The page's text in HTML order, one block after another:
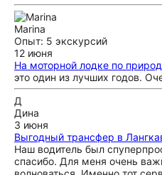
Marina
Опыт: 5 экскурсий
12 июня
На моторной лодке по
это один из лучших годов.
Д
Дина
3 июня
Выгодный трансфер в
Наш водитель был
спасибо. Для меня очень